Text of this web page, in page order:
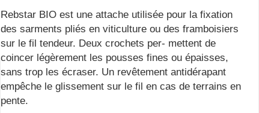
Rebstar BIO est une attache utilisée pour la fixation
des sarments pliés en viticulture ou des framboisiers
sur le fil tendeur. Deux crochets per- mettent de
coincer légèrement les pousses fines ou épaisses,
sans trop les écraser. Un revêtement antidérapant
empêche le glissement sur le fil en cas de terrains en
pente.